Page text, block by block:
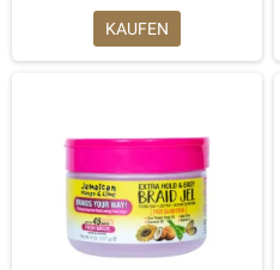
KAUFEN